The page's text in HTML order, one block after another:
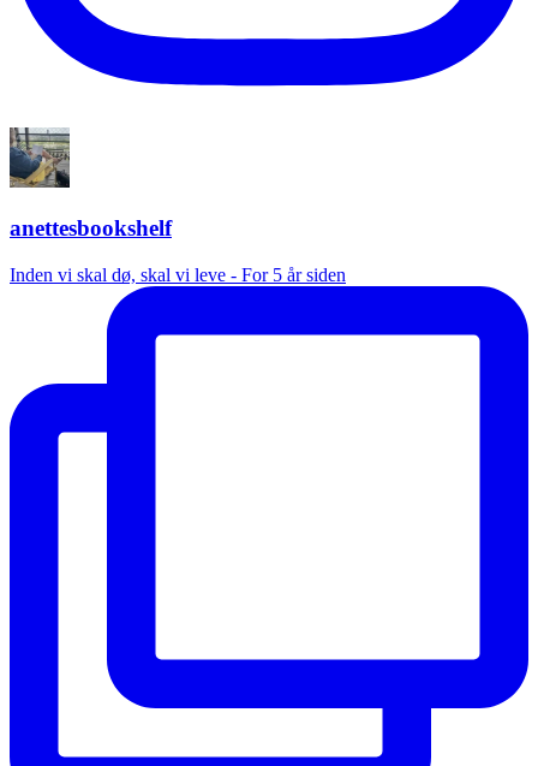
anettesbookshelf
Inden vi skal dø, skal vi leve - For 5 år siden